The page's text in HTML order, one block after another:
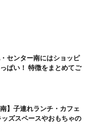
センター南にはショッピ
ぱい！ 特徴をまとめてご
南】子連れランチ・カフェ
ズスペースやおもちゃの